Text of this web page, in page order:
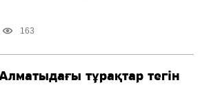
163
тұрақтар тегін